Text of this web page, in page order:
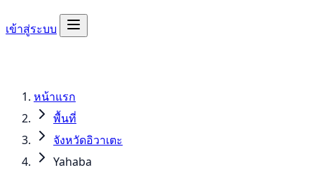
เข้าสู่ระบบ
หน้าแรก
พื้นที่
จังหวัดอิวาเตะ
Yahaba